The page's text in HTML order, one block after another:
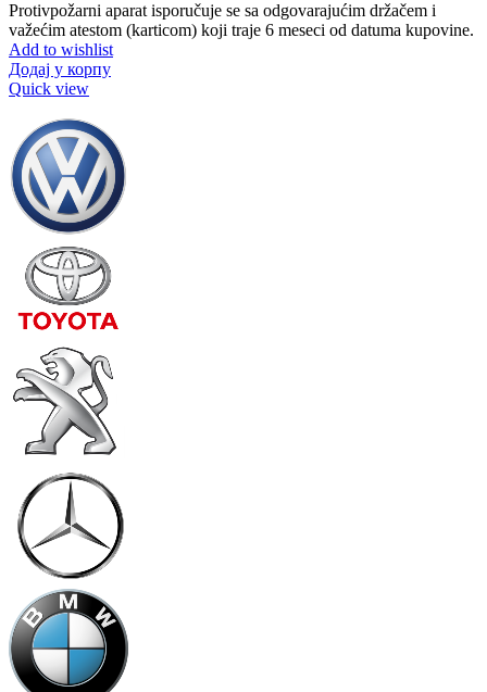
Protivpožarni aparat isporučuje se sa odgovarajućim držačem i
važećim atestom (karticom) koji traje 6 meseci od datuma kupovine.
Add to wishlist
Додај у корпу
Quick view